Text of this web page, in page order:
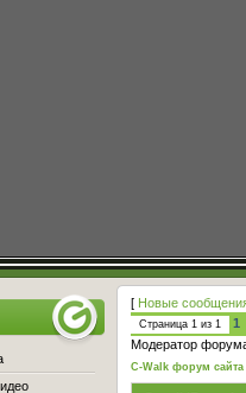
[ Новые
Страница 1из 1 1
Модератор
C-Walk форум сайта